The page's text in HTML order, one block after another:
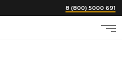
8 (800) 5000 691